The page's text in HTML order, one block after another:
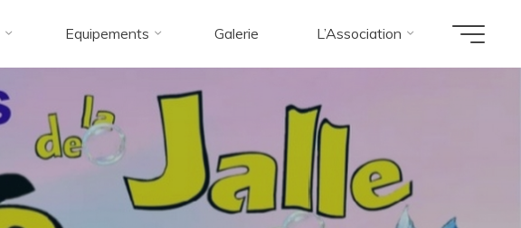
Equipements Galerie L’Association